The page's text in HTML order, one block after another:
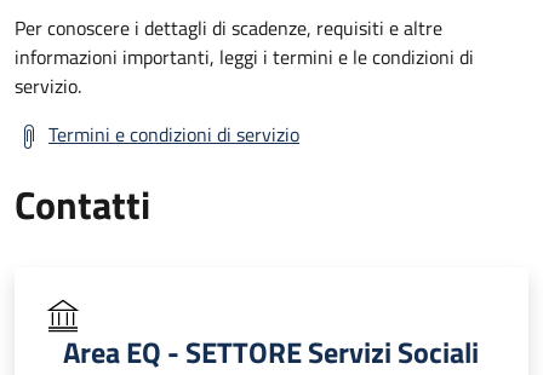
Per conoscere i dettagli di scadenze, requisiti e altre
informazioni importanti, leggi i termini e le condizioni di
servizio.
Termini e condizioni di servizio
Contatti
Area EQ - SETTORE Servizi Sociali